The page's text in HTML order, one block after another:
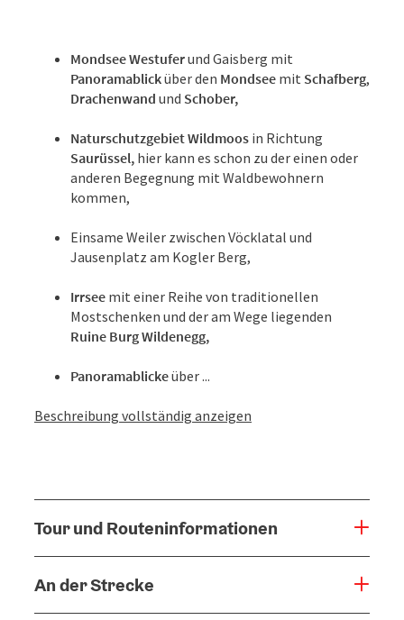
Mondsee Westuferund Gaisberg mit
Panoramablicküber den Mondsee mit Schafberg,
Drachenwand und Schober,
Naturschutzgebiet Wildmoos in Richtung
Saurüssel, hier kann es schon zu der einen oder
anderen Begegnung mit Waldbewohnern
kommen,
Einsame Weiler zwischen Vöcklatal und
Jausenplatz am Kogler Berg,
Irrsee mit einer Reihe von traditionellen
Mostschenken und der am Wege liegenden
Ruine Burg Wildenegg,
Panoramablickeüber ...
Beschreibung vollständig anzeigen
Tour und Routeninformationen
An der Strecke